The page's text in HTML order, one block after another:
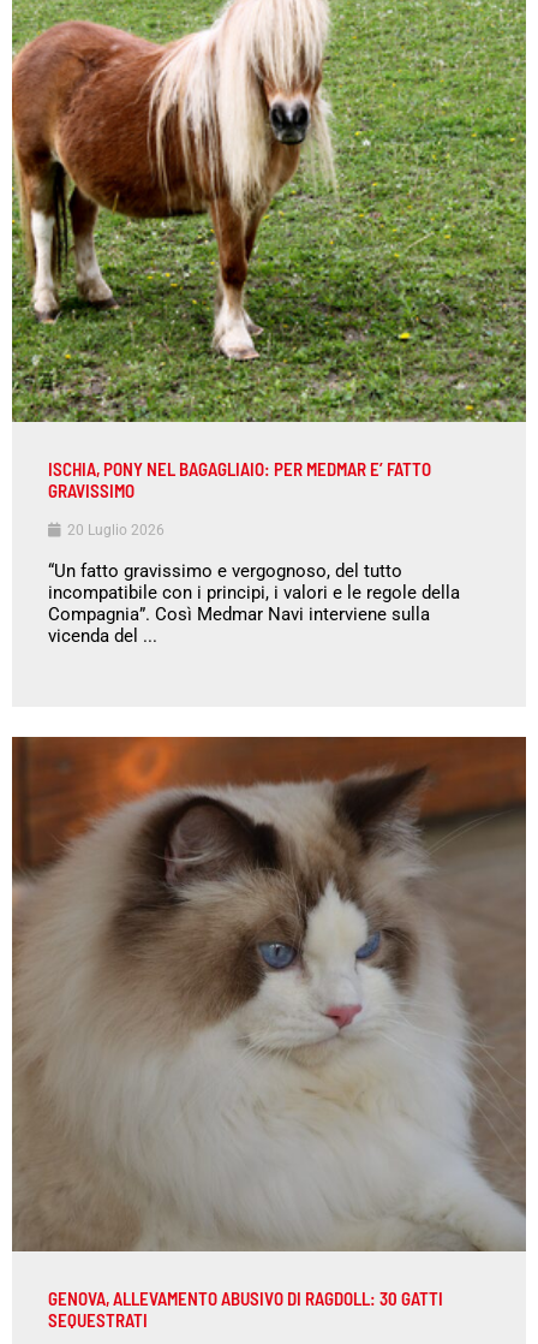
ISCHIA, PONY NEL BAGAGLIAIO: PER MEDMAR E’ FATTO
GRAVISSIMO
20 Luglio 2026
“Un fatto gravissimo e vergognoso, del tutto
incompatibile con i principi, i valori e le regole della
Compagnia”. Così Medmar Navi interviene sulla
vicenda del ...
GENOVA, ALLEVAMENTO ABUSIVO DI RAGDOLL: 30 GATTI
SEQUESTRATI